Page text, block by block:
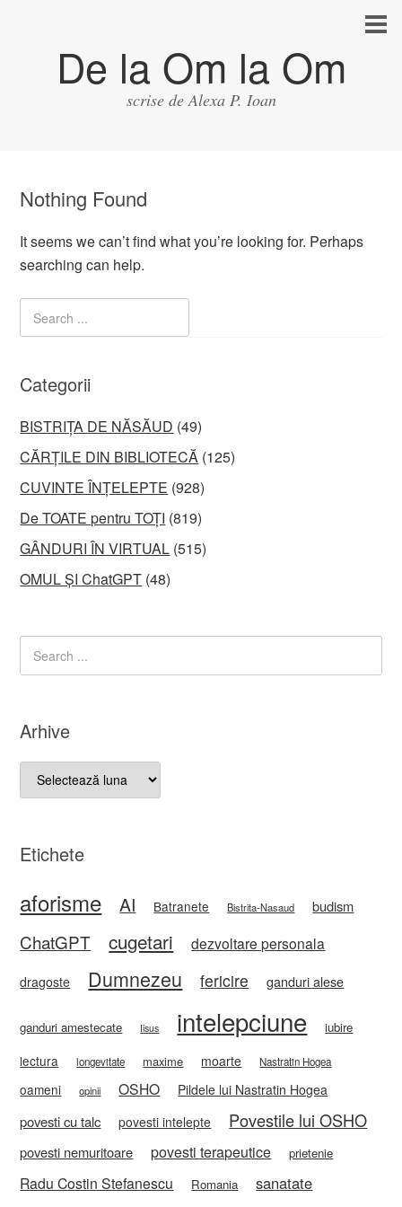
De la Om la Om
scrise de Alexa P. Ioan
Nothing Found
It seems we can’t find what you’re looking for. Perhaps
searching can help.
Categorii
BISTRIȚA DE NĂSĂUD (49)
CĂRȚILE DIN BIBLIOTECĂ (125)
CUVINTE ÎNȚELEPTE (928)
De TOATE pentru TOȚI (819)
GÂNDURI ÎN VIRTUAL (515)
OMUL ȘI ChatGPT (48)
Arhive
Arhive
Etichete
aforisme AI Batranete Bistrita-Nasaud budism
ChatGPT cugetari dezvoltare personala
dragoste Dumnezeu fericire ganduri alese
ganduri amestecate Iisus intelepciune iubire
lectura longevitate maxime moarte Nastratin Hogea
oameni opinii OSHO Pildele lui Nastratin Hogea
povesti cu talc povesti intelepte Povestile lui OSHO
povesti nemuritoare povesti terapeutice prietenie
Radu Costin Stefanescu Romania sanatate